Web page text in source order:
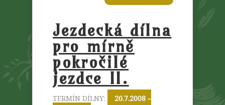
Jezdecká dílna
pro mírně
pokročilé
jezdce II.
TERMÍN DÍLNY:
20.7.2008 –